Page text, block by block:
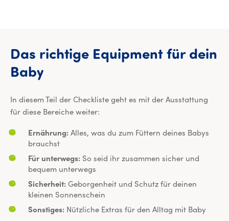
Das richtige Equipment für dein
BabyDas richtige Equipment für
In diesem Teil der Checkliste geht es mit der Ausstattung
für diese Bereiche weiter:
Ernährung: Alles, was du zum Füttern deines Babys
brauchst
Für unterwegs: So seid ihr zusammen sicher und
bequem unterwegs
Sicherheit: Geborgenheit und Schutz für deinen
kleinen Sonnenschein
Sonstiges: Nützliche Extras für den Alltag mit Baby